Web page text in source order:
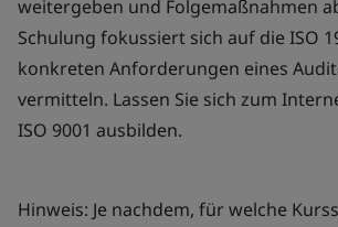
weitergeben und Folgemaßnahmen
Schulung fokussiert sich auf die ISO
konkreten Anforderungen eines
vermitteln. Lassen Sie sich zum
ISO 9001 ausbilden.
Hinweis: Je nachdem, für welche